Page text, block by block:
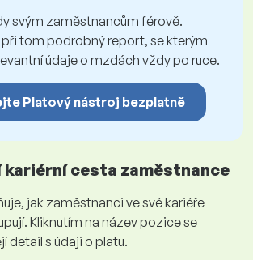
svým zaměstnancům férově.
tom podrobný report, se kterým
údaje o mzdách vždy po ruce.
Platový nástroj bezplatně
cesta zaměstnance
jak zaměstnanci ve své kariéře
Kliknutím na název pozice se
detail s údaji o platu.